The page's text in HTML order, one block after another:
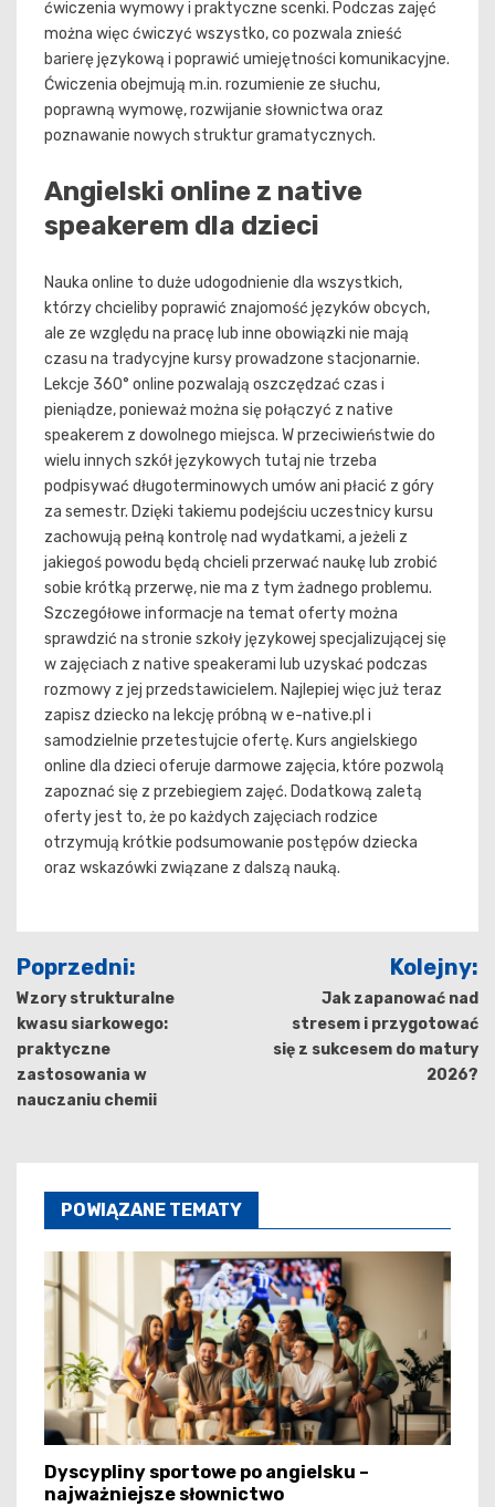
ćwiczenia wymowy i praktyczne scenki. Podczas zajęć
można więc ćwiczyć wszystko, co pozwala znieść
barierę językową i poprawić umiejętności komunikacyjne.
Ćwiczenia obejmują m.in. rozumienie ze słuchu,
poprawną wymowę, rozwijanie słownictwa oraz
poznawanie nowych struktur gramatycznych.
Angielski online z native
speakerem dla dzieci
Nauka online to duże udogodnienie dla wszystkich,
którzy chcieliby poprawić znajomość języków obcych,
ale ze względu na pracę lub inne obowiązki nie mają
czasu na tradycyjne kursy prowadzone stacjonarnie.
Lekcje 360° online pozwalają oszczędzać czas i
pieniądze, ponieważ można się połączyć z native
speakerem z dowolnego miejsca. W przeciwieństwie do
wielu innych szkół językowych tutaj nie trzeba
podpisywać długoterminowych umów ani płacić z góry
za semestr. Dzięki takiemu podejściu uczestnicy kursu
zachowują pełną kontrolę nad wydatkami, a jeżeli z
jakiegoś powodu będą chcieli przerwać naukę lub zrobić
sobie krótką przerwę, nie ma z tym żadnego problemu.
Szczegółowe informacje na temat oferty można
sprawdzić na stronie szkoły językowej specjalizującej się
w zajęciach z native speakerami lub uzyskać podczas
rozmowy z jej przedstawicielem. Najlepiej więc już teraz
zapisz dziecko na lekcję próbną w e-native.pl i
samodzielnie przetestujcie ofertę. Kurs angielskiego
online dla dzieci oferuje darmowe zajęcia, które pozwolą
zapoznać się z przebiegiem zajęć. Dodatkową zaletą
oferty jest to, że po każdych zajęciach rodzice
otrzymują krótkie podsumowanie postępów dziecka
oraz wskazówki związane z dalszą nauką.
Nawigacja
wpisu
Poprzedni:
Wzory strukturalne
kwasu siarkowego:
praktyczne
zastosowania w
nauczaniu chemii
Kolejny:
Jak zapanować nad
stresem i przygotować
się z sukcesem do matury
2026?
POWIĄZANE TEMATY
Dyscypliny sportowe po angielsku –
najważniejsze słownictwo